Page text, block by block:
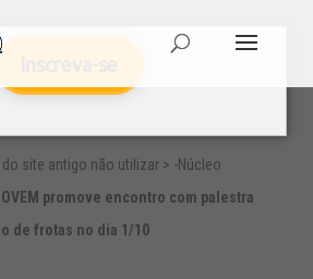
site antigo não utilizar> -Núcleo
promove encontro com palestra
de frotas no dia 1/10